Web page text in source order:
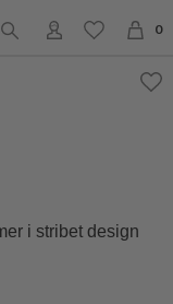
0
i stribet design